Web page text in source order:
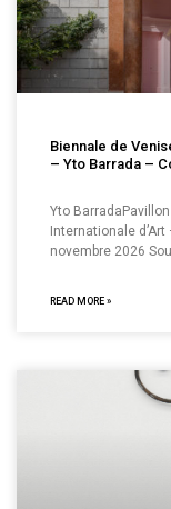
Biennale de
– Yto Barrada –
Yto
Internationale
novembre 2026
READ MORE »